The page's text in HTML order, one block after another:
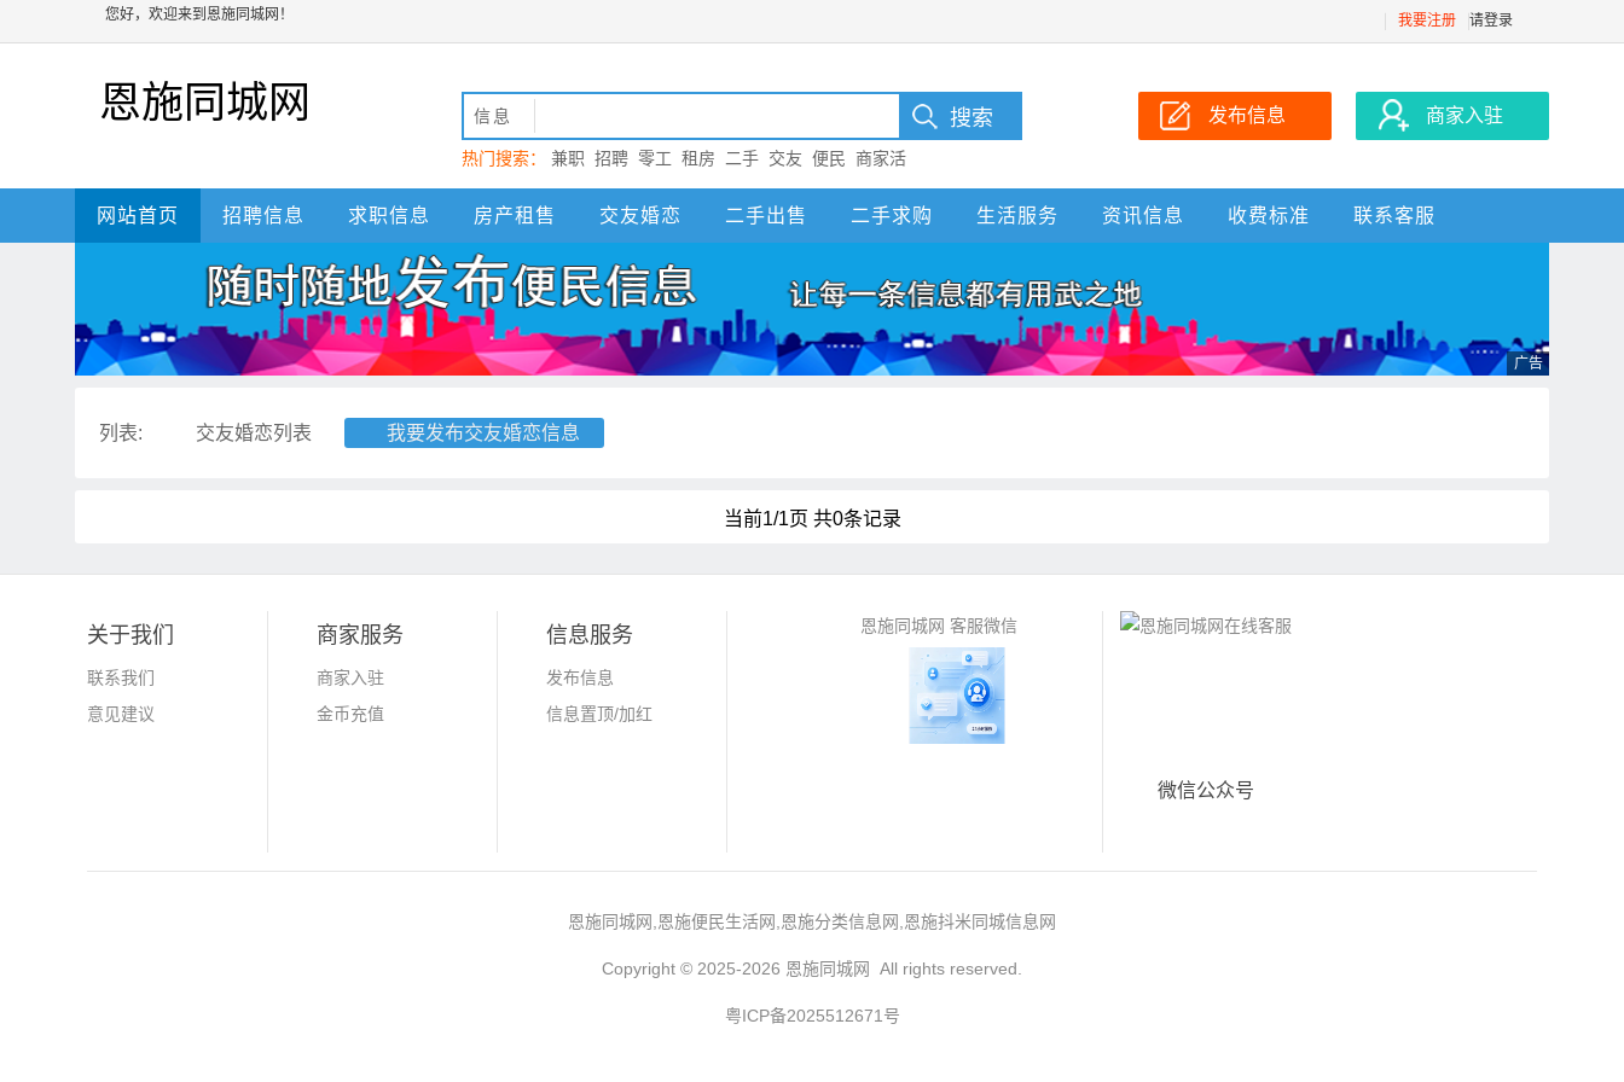
您好，欢迎来到恩施同城网！ 我要注册 请登录
恩施同城网 信息
热门搜索： 兼职 招聘 零工 租房 二手 交友 便民
商家活
动 恩施
发布信息 商家入驻
网站首页 招聘信息 求职信息 房产租售 交友婚恋 二手出售 二手求购 生活服务 资讯信息 收费标准 联系客服
列表: 交友婚恋列表 我要发布交友婚恋信息
当前1/1页 共0条记录
关于我们
联系我们
意见建议
商家服务
商家入驻
金币充值
信息服务
发布信息
信息置顶/加红
恩施同城网 客服微信
微信公众号
恩施同城网,恩施便民生活网,恩施分类信息网,恩施抖米同城信息网
Copyright © 2025-2026 恩施同城网 All rights reserved.
粤ICP备2025512671号